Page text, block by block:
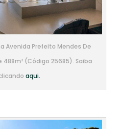
Avenida Prefeito Mendes De
(Código 25685). Saiba
aqui.